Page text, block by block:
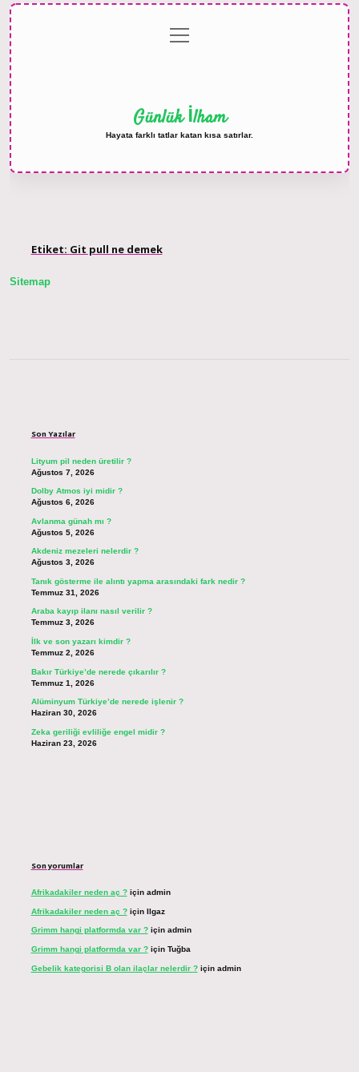
menüyü
aç
Günlük İlham
Hayata farklı tatlar katan kısa satırlar.
Etiket: Git pull ne demek
Sitemap
Son Yazılar
Lityum pil neden üretilir ?
Ağustos 7, 2026
Dolby Atmos iyi midir ?
Ağustos 6, 2026
Avlanma günah mı ?
Ağustos 5, 2026
Akdeniz mezeleri nelerdir ?
Ağustos 3, 2026
Tanık gösterme ile alıntı yapma arasındaki fark nedir ?
Temmuz 31, 2026
Araba kayıp ilanı nasıl verilir ?
Temmuz 3, 2026
İlk ve son yazarı kimdir ?
Temmuz 2, 2026
Bakır Türkiye’de nerede çıkarılır ?
Temmuz 1, 2026
Alüminyum Türkiye’de nerede işlenir ?
Haziran 30, 2026
Zeka geriliği evliliğe engel midir ?
Haziran 23, 2026
Son yorumlar
Afrikadakiler neden aç ?için admin
Afrikadakiler neden aç ?için Ilgaz
Grimm hangi platformda var ?için admin
Grimm hangi platformda var ?için Tuğba
Gebelik kategorisi B olan ilaçlar nelerdir ?için admin